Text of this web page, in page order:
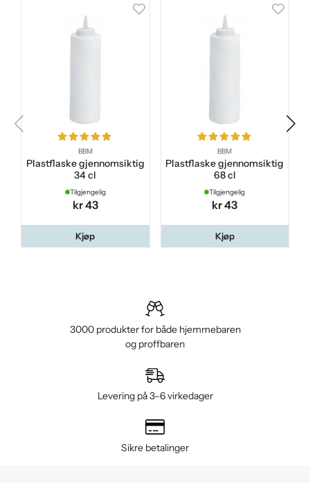
BBM
Plastflaske gjennomsiktig
34 cl
Tilgjengelig
kr 43
Kjøp
BBM
Plastflaske gjennomsiktig
68 cl
Tilgjengelig
kr 43
Kjøp
3000 produkter for både hjemmebaren
og proffbaren
Levering på 3–6 virkedager
Sikre betalinger